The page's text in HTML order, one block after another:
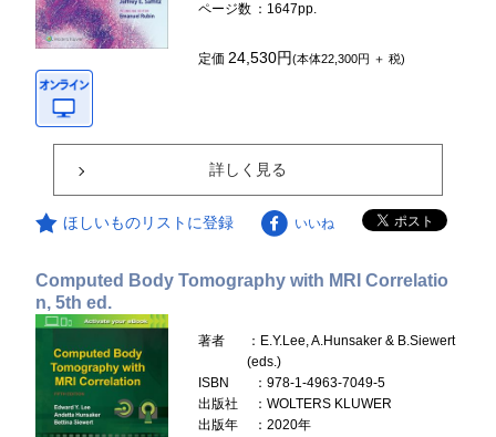
ページ数 ：1647pp.
定価24,530円(本体22,300円 ＋ 税)
詳しく見る
ほしいものリストに登録 いいね
Computed Body Tomography with MRI Correlatio
n, 5th ed.
著者
：E.Y.Lee, A.Hunsaker & B.Siewert
(eds.)
ISBN
：978-1-4963-7049-5
出版社
：WOLTERS KLUWER
出版年
：2020年